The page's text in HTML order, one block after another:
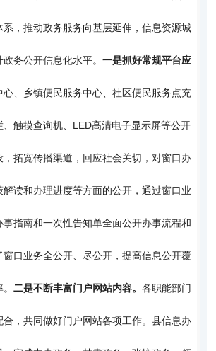
，推动政务服务向基层延伸，信息资源城
务公开信息化水平。 一是抓好常规平台应
心、乡镇便民服务中心、社区便民服务点充
触摸查询机、LED高清电子显示屏等公开
拓宽传播渠道，回应社会关切，对窗口办
读和办理进度等方面的公开，通过窗口业
指南和一次性告知单全面公开办事流程和
口业务全公开、尽公开，提高信息公开覆
二是不断丰富门户网站内容。 各职能部门
，共同做好门户网站各项工作。县信息办